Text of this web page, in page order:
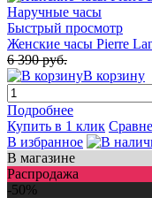
Быстрый просмотр
Женские часы Pierre
6 390 руб.
В корзину
Подробнее
Купить в 1 клик
В избранное
В магазине
Распродажа
-50%